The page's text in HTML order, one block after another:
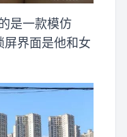
是一款模仿
界面是他和女